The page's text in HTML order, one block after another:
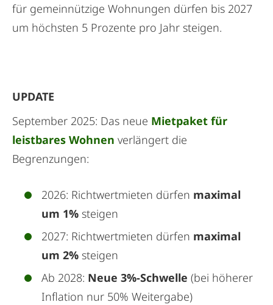
für gemeinnützige Wohnungen dürfen bis 2027
um höchsten 5 Prozente pro Jahr steigen.
UPDATE
September 2025: Das neue Mietpaket für
leistbares Wohnen verlängert die
Begrenzungen:
2026: Richtwertmieten dürfen maximal
um 1% steigen
2027: Richtwertmieten dürfen maximal
um 2% steigen
Ab 2028: Neue 3%-Schwelle (bei höherer
Inflation nur 50% Weitergabe)